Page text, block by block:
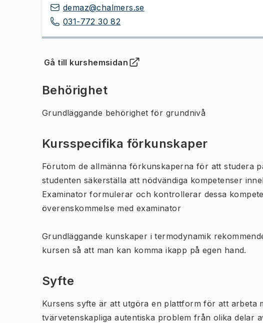
demaz@chalmers.se
031-772 30 82
Gå till kurshemsidan
(Öppnas i ny flik)
Behörighet
Grundläggande behörighet för grundnivå
Kursspecifika förkunskaper
Förutom de allmänna förkunskaperna för att studera
studenten säkerställa att nödvändiga kompetenser
Examinator formulerar och kontrollerar dessa
överenskommelse med examinator
Grundläggande kunskaper i termodynamik
kursen så att man kan komma ikapp på egen hand.
Syfte
Kursens syfte är att utgöra en plattform för att arbeta
tvärvetenskapliga autentiska problem från olika delar